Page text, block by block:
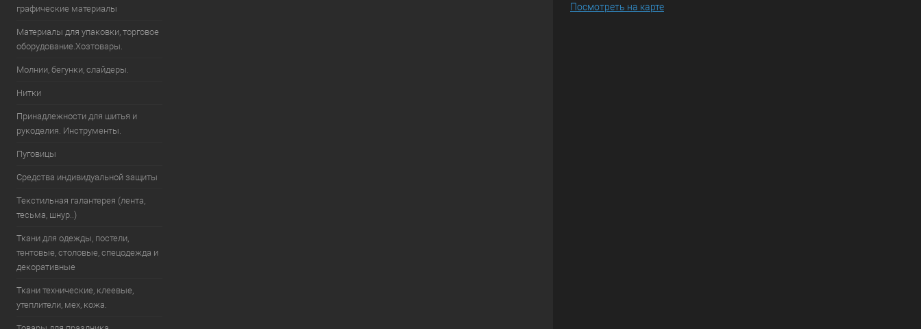
графические материалы
Материалы для упаковки, торговое
оборудование.Хозтовары.
Молнии, бегунки, слайдеры.
Нитки
Принадлежности для шитья и
рукоделия. Инструменты.
Пуговицы
Средства индивидуальной защиты
Текстильная галантерея (лента,
тесьма, шнур..)
Ткани для одежды, постели,
тентовые, столовые, спецодежда и
декоративные
Ткани технические, клеевые,
утеплители, мех, кожа.
Посмотреть на карте